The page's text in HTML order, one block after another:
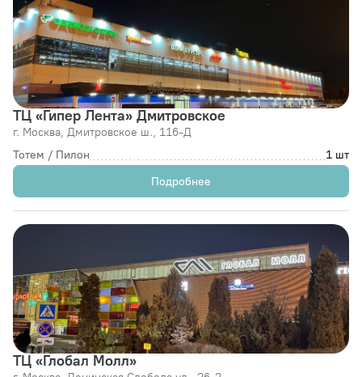
ТЦ «Гипер Лента» Дмитровское
г. Москва, Дмитровское ш., 116-Д
Тотем / Пилон
1 шт
Подробнее
ТЦ «Глобал Молл»